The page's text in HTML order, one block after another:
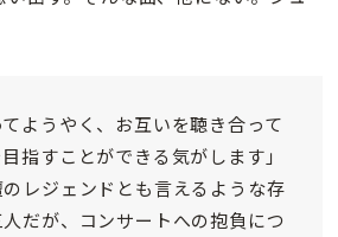
てようやく、お互いを聴き合って
指すことができる気がします」
レジェンドとも言えるような存
だが、コンサートへの抱負につ